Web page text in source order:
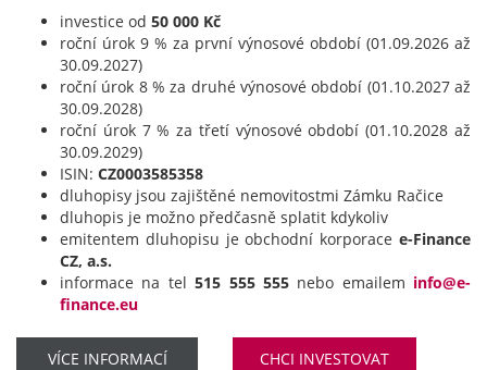
investice od 50 000 Kč
roční úrok 9 % za první výnosové období (01.09.2026 až
30.09.2027)
roční úrok 8 % za druhé výnosové období (01.10.2027 až
30.09.2028)
roční úrok 7 % za třetí výnosové období (01.10.2028 až
30.09.2029)
ISIN: CZ0003585358
dluhopisy jsou zajištěné nemovitostmi Zámku Račice
dluhopis je možno předčasně splatit kdykoliv
emitentem dluhopisu je obchodní korporace e-Finance
CZ, a.s.
informace na tel515 555 555nebo emailem info@e-
finance.eu
VÍCE INFORMACÍ CHCI INVESTOVAT